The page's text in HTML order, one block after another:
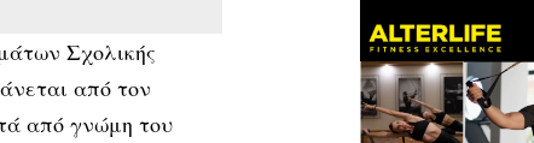
Σχολικής
από τον
από γνώμη του